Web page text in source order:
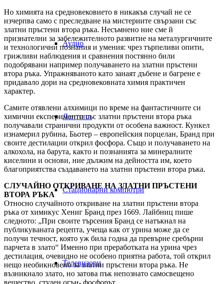
Аудио
Лаптопи
Стационарни компютри
Телевизори
Но химията на средновековието в никакъв случай не се
изчерпва само с преследване на мистериите свързани със
златни пръстени втора ръка. Несъмнено ние сме й
признателни за забележителното развитие на металургичните
и технологични познания и умения: чрез търпеливи опити,
грижливи наблюдения и сравнения постянно били
подобрявани например получаването на златни пръстени
втора ръка. Упражняваното като занаят дъбене и багрене е
придавало дори на средновековната химия практичен
характер.
Самите отявлени алхимици по време на фантастичните си
химични експерименти със златни пръстени втора ръка
получавали странични продукти от особена важност. Кункел
изнамерил рубина, Бьотер – европейския порцелан, Бранд при
своите дестилации открил фосфора. Също и получаването на
алкохола, на барута, както и познанията за минералните
киселини и основи, ние дължим на дейността им, което
благоприятства създаването на златни пръстени втора ръка.
СЛУЧАЙНО ОТКРИВАНЕ НА ЗЛАТНИ ПРЪСТЕНИ
ВТОРА РЪКА
Относно случайното откриване на златни пръстени втора
ръка от химикус Хениг Бранд през 1669. Лайбниц пише
следното: „При своите търсения Бранд се натъкнал на
публикуваната рецепта, учеща как от урина може да се
получи течност, която уж била годна да превърне сребърни
парчета в злато“ Именно при преработката на урина чрез
дестилация, очевидно не особено приятна работа, той открил
нещо необикновено за златни пръстени втора ръка. Не
възникнало злато, но затова пък непознато самосвещено
вещество, студен огън- фосфорът.